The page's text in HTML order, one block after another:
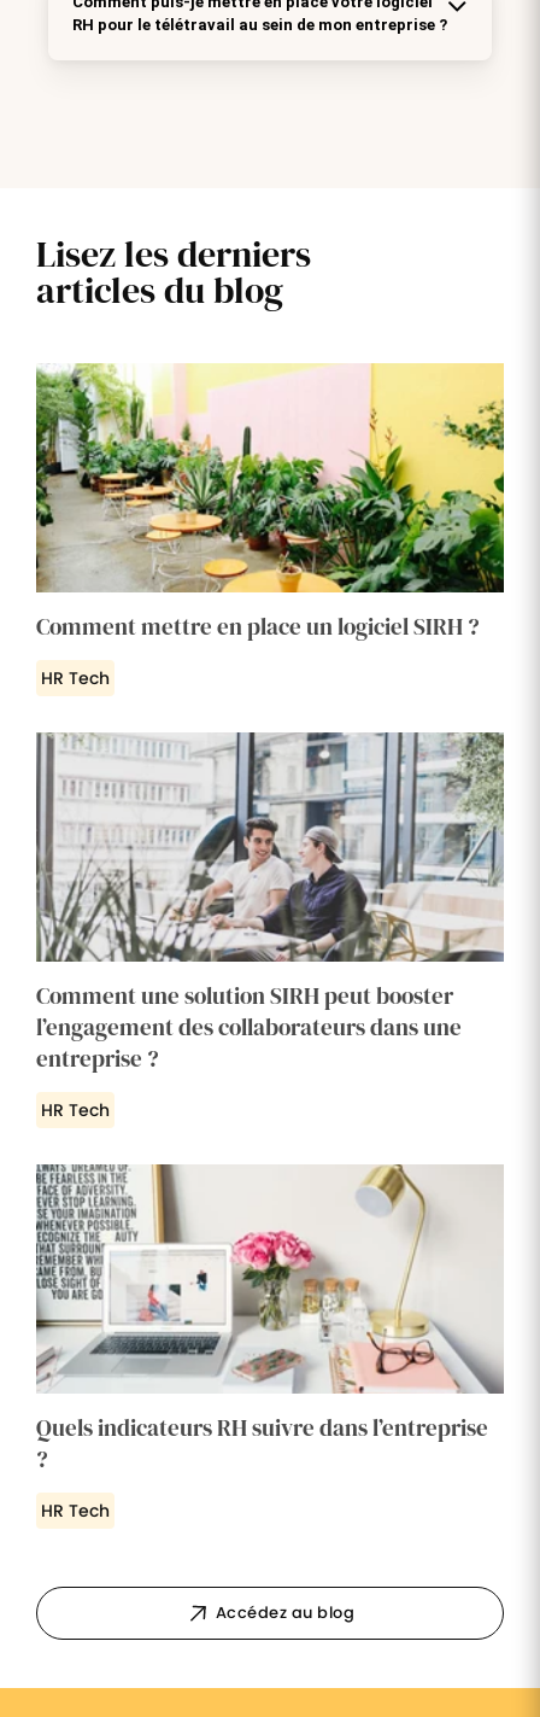
RH pour le télétravail au sein de mon entreprise ?
Lisez les derniers
articles du blog
Comment mettre en place un logiciel SIRH ?
HR Tech
Comment une solution SIRH peut booster
l’engagement des collaborateurs dans une
entreprise ?
HR Tech
Quels indicateurs RH suivre dans l’entreprise
?
HR Tech
Accédez au blog